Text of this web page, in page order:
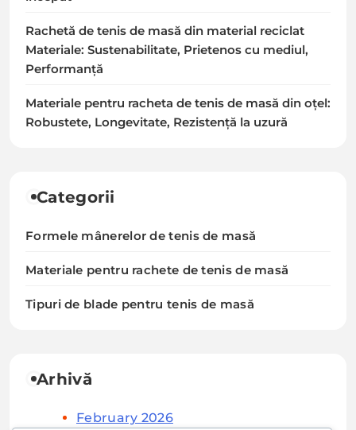
Rachetă de tenis de masă din material reciclat
Materiale: Sustenabilitate, Prietenos cu mediul,
Performanță
Materiale pentru racheta de tenis de masă din oțel:
Robustete, Longevitate, Rezistență la uzură
Categorii
Formele mânerelor de tenis de masă
Materiale pentru rachete de tenis de masă
Tipuri de blade pentru tenis de masă
Arhivă
February 2026